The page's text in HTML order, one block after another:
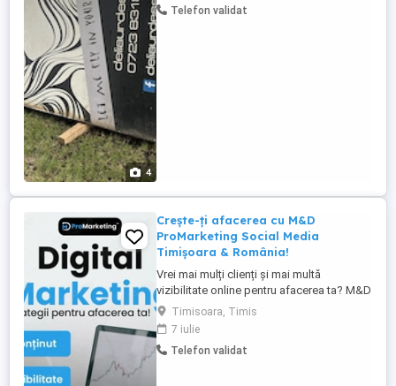
4
Telefon validat
Crește-ți afacerea cu M&D
ProMarketing Social Media
Timișoara & România!
Vrei mai mulți clienți și mai multă
vizibilitate online pentru afacerea ta? M&D
ProMarketing te ajută să îți crești
businessul prin servicii profesionale de
promovare pe social media. Sediu în
Timișoara oferim servicii în toată România
Timisoara, Timis
7 iulie
Telefon validat